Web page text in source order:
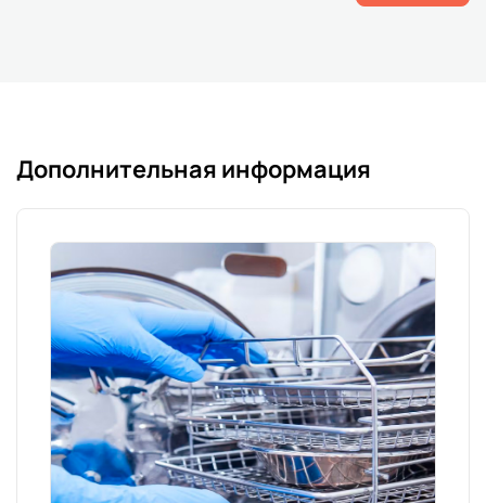
Дополнительная информация